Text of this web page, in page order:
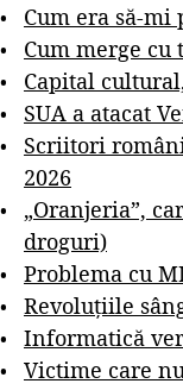
Cum era să-mi
Cum merge
Capital
SUA a atacat
Scriitori
2026
„Oranjeria”,
droguri)
Problema cu
Revoluțiile
Informatică
Victime care